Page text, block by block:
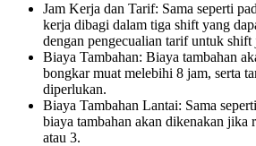
Jam Kerja dan Tarif: Sama seperti
kerja dibagi dalam tiga shift yang
dengan pengecualian tarif untuk
Biaya Tambahan: Biaya tambahan
bongkar muat melebihi 8 jam, serta
diperlukan.
Biaya Tambahan Lantai: Sama
biaya tambahan akan dikenakan jika
atau 3.